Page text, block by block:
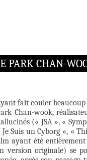
PARK CHAN-
fait couler beaucoup
Chan-wook,
(« JSA », «
Je Suis un Cyborg », «
ayant été
version originale) se